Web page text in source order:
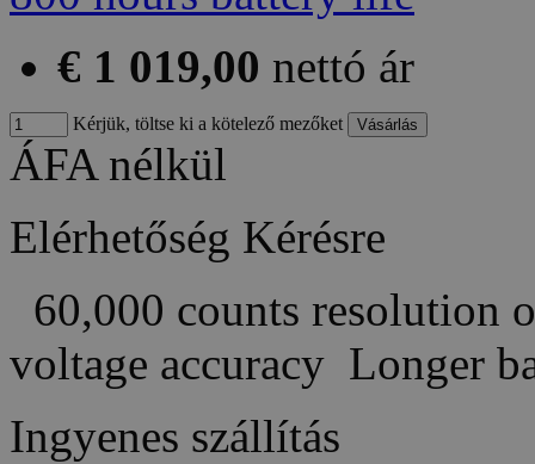
€ 1 019,00 nettó ár
Kérjük, töltse ki a kötelező mezőket
ÁFA nélkül
Elérhetőség Kérésre
60,000 counts resolution
voltage accuracy Longer
Ingyenes szállítás